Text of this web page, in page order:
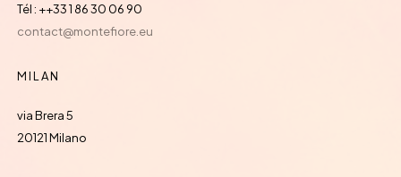
Tél : ++33 1 86 30 06 90
contact@montefiore.eu
MILAN
via Brera 5
20121 Milano